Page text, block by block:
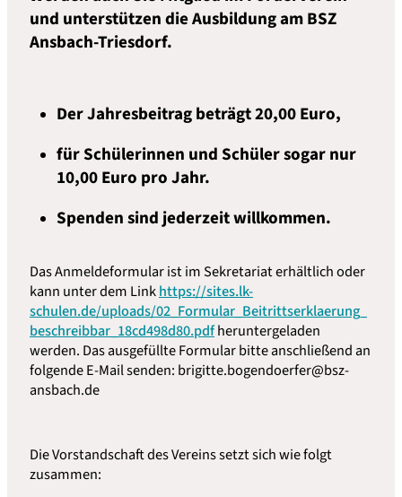
und unterstützen die Ausbildung am BSZ
Ansbach-Triesdorf.
Der Jahresbeitrag beträgt 20,00 Euro,
für Schülerinnen und Schüler sogar nur
10,00 Euro pro Jahr.
Spenden sind jederzeit willkommen.
Das Anmeldeformular ist im Sekretariat erhältlich oder
kann unter dem Linkhttps://sites.lk-
schulen.de/uploads/02_Formular_Beitrittserklaerung_
beschreibbar_18cd498d80.pdfheruntergeladen
werden. Das ausgefüllte Formular bitte anschließend an
folgende E-Mail senden: brigitte.bogendoerfer@bsz-
ansbach.de
Die Vorstandschaft des Vereins setzt sich wie folgt
zusammen: